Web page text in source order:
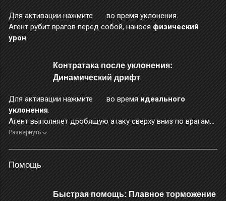
Для активации нажмите
во время уклонения.
Агент рубит врагов перед собой, нанося физический
урон.
Контратака после уклонения:
Динамический дрифт
Для активации нажмите во время идеального
уклонения.
Агент выполняет дробящую атаку сверху вниз по врагам
перед собой, нанося
Развернуть
Помощь
Быстрая помощь: Плавное торможение